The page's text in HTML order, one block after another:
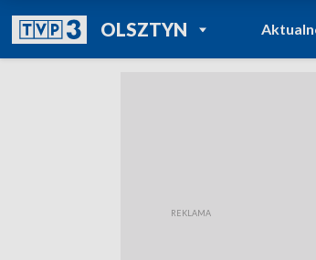
OLSZTYNPOWRÓT DO
TVP REGIONY